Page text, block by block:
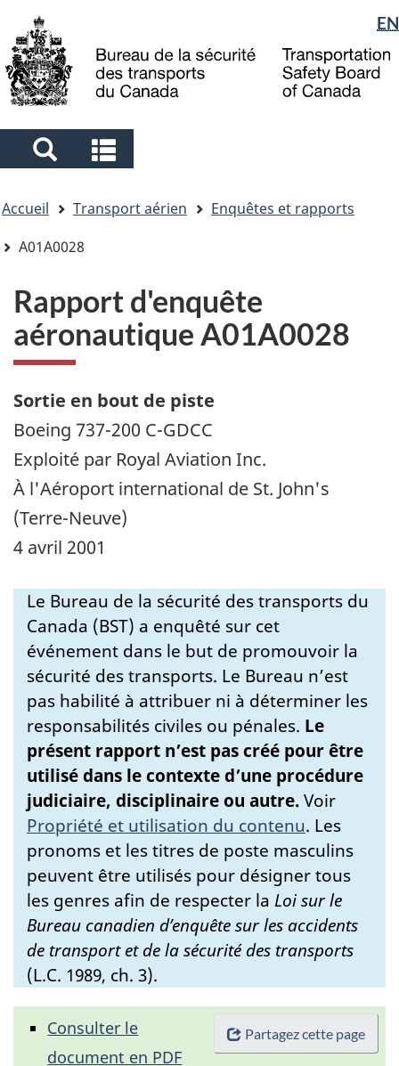
to
main
to
"About
government"
à
la
Sélection
de
la
langue
EN
Search
and
menus
and
menus
êtes
ici
Accueil Transport aérien
Enquêtes et rapports
A01A0028
Rapport d'enquête
aéronautique A01A0028
Sortie en bout de piste
Boeing 737-200 C-GDCC
Exploité par Royal Aviation Inc.
À l'Aéroport international de St. John's
(Terre-Neuve)
4 avril 2001
Le Bureau de la sécurité des transports du
Canada (BST) a enquêté sur cet
événement dans le but de promouvoir la
sécurité des transports. Le Bureau n’est
pas habilité à attribuer ni à déterminer les
responsabilités civiles ou pénales. Le
présent rapport n’est pas créé pour être
utilisé dans le contexte d’une procédure
judiciaire, disciplinaire ou autre.Voir
Propriété et utilisation du contenu. Les
pronoms et les titres de poste masculins
peuvent être utilisés pour désigner tous
les genres afin de respecter la Loi sur le
Bureau canadien d’enquête sur les accidents
de transport et de la sécurité des transports
(L.C. 1989, ch. 3).
Partagez cette page
Consulter le
document en PDF